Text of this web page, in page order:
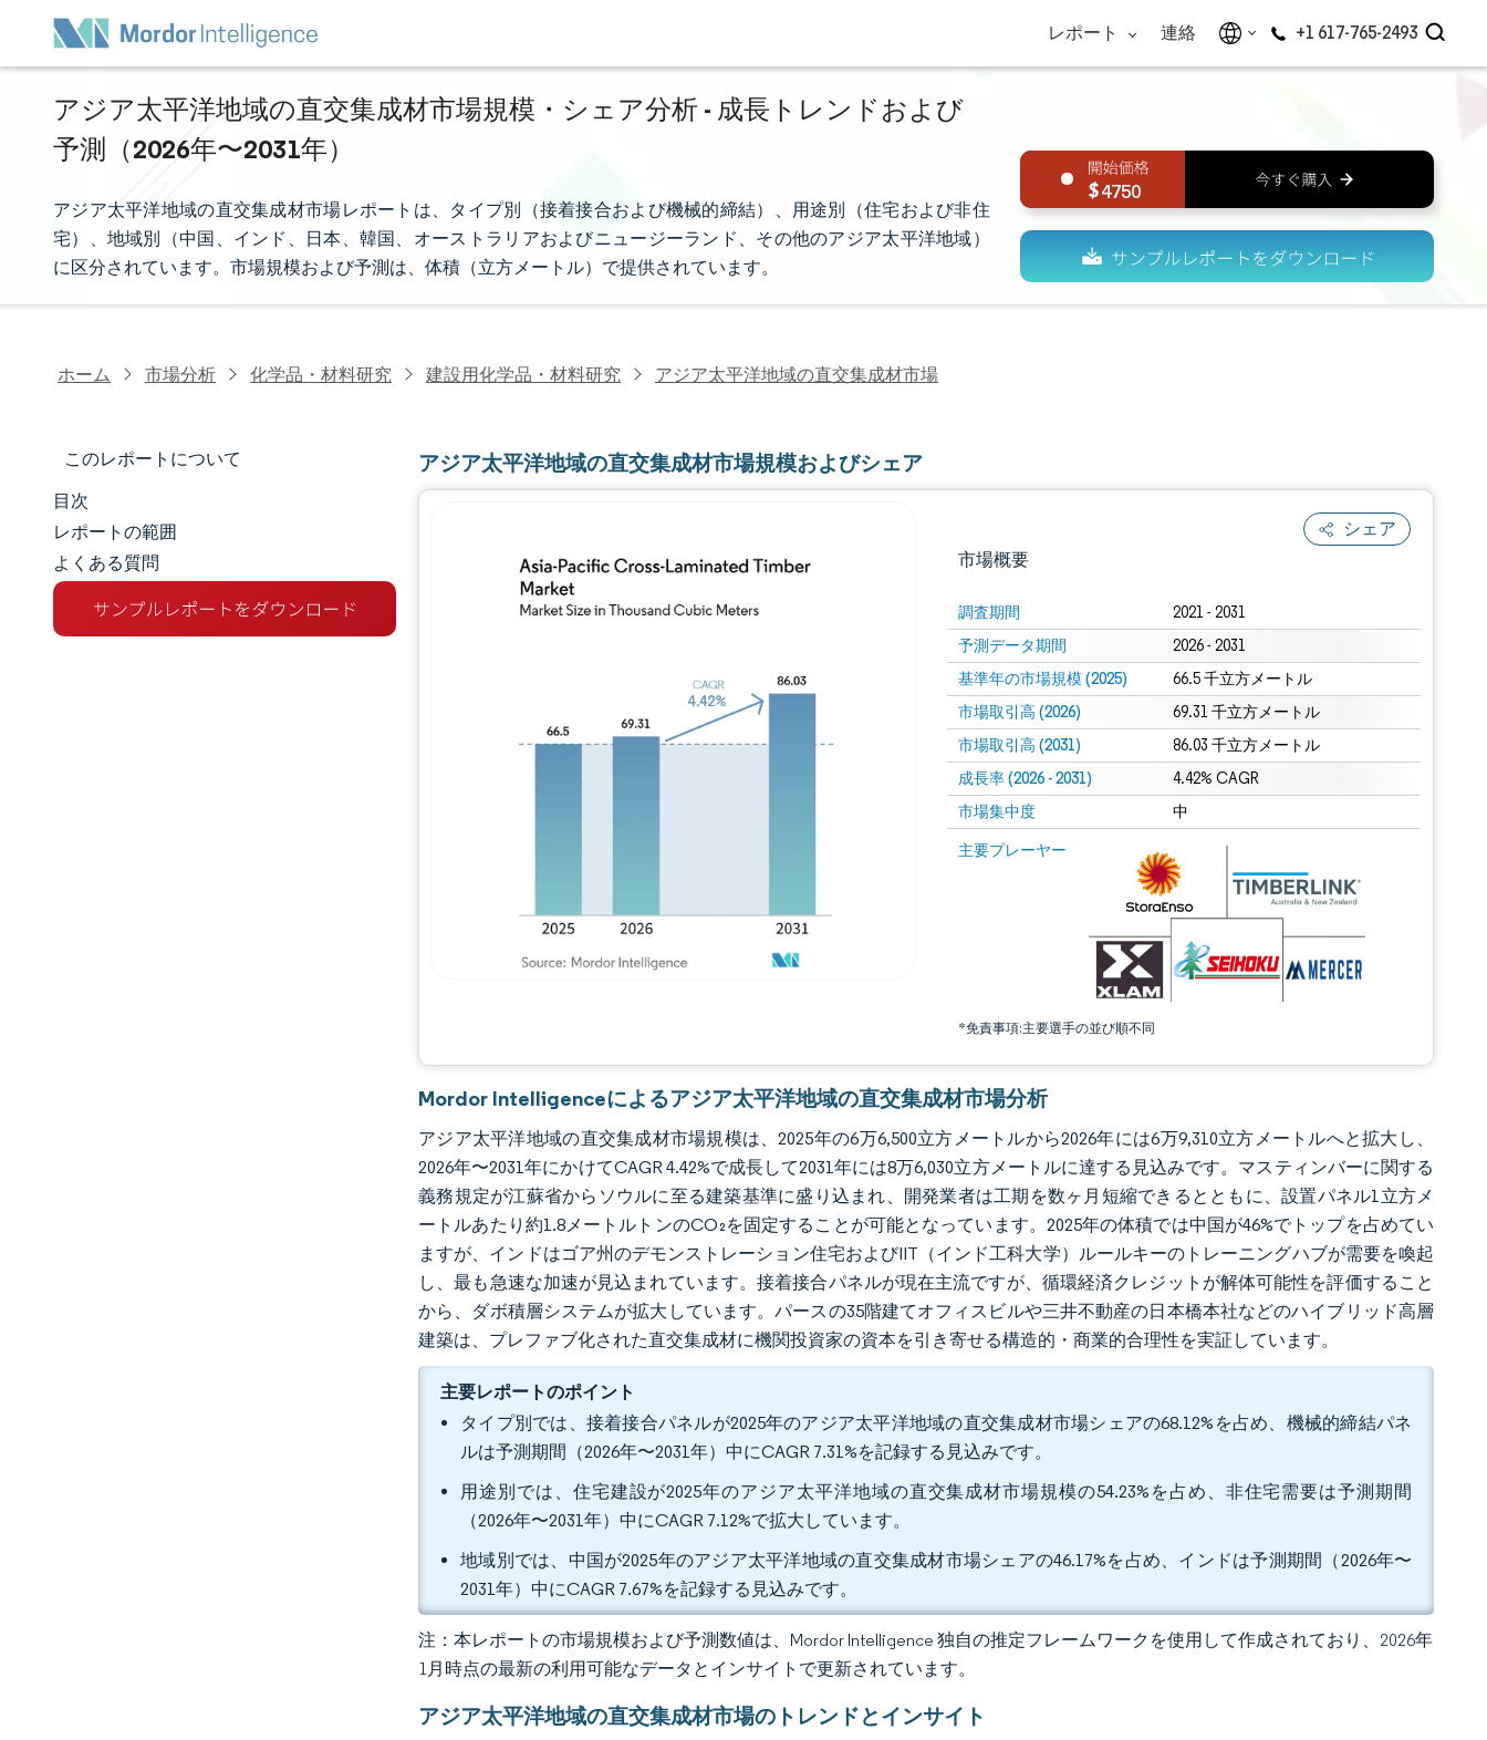
レポート 連絡 +1 617-765-2493
アジア太平洋地域の直交集成材市場規模・シェア分析 - 成長トレンドおよび
予測（2026年〜2031年）
アジア太平洋地域の直交集成材市場レポートは、タイプ別（接着接合および機械的締結）、用途別（住宅および非住
宅）、地域別（中国、インド、日本、韓国、オーストラリアおよびニュージーランド、その他のアジア太平洋地域）
に区分されています。市場規模および予測は、体積（立方メートル）で提供されています。
4750
ホーム 市場分析 化学品・材料研究 建設用化学品・材料研究 アジア太平洋地域の直交集成材市場
このレポートについて
市場規模とシェア
市場分析
トレンドとインサイト
目次
レポートの範囲
よくある質問
アジア太平洋地域の直交集成材市場規模およびシェア
シェア
市場概要
調査期間 2021 - 2031
予測データ期間 2026 - 2031
基準年の市場規模 (2025) 66.5 千立方メートル
市場取引高 (2026) 69.31 千立方メートル
市場取引高 (2031) 86.03 千立方メートル
成長率 (2026 - 2031) 4.42% CAGR
市場集中度 中
主要プレーヤー
*免責事項:主要選手の並び順不同
画像 © Mordor Intelligence。再利用にはCC BY 4.0の表示が必要です。
画像 © Mordor Intelligence。再利用にはCC BY 4.0の表示が必要です。
Mordor Intelligenceによるアジア太平洋地域の直交集成材市場分析
アジア太平洋地域の直交集成材市場規模は、2025年の6万6,500立方メートルから2026年には6万9,310立方メートルへと拡大し、
2026年〜2031年にかけてCAGR 4.42%で成長して2031年には8万6,030立方メートルに達する見込みです。マスティンバーに関する
義務規定が江蘇省からソウルに至る建築基準に盛り込まれ、開発業者は工期を数ヶ月短縮できるとともに、設置パネル1立方メ
ートルあたり約1.8メートルトンのCO₂を固定することが可能となっています。2025年の体積では中国が46%でトップを占めてい
ますが、インドはゴア州のデモンストレーション住宅およびIIT（インド工科大学）ルールキーのトレーニングハブが需要を喚起
し、最も急速な加速が見込まれています。接着接合パネルが現在主流ですが、循環経済クレジットが解体可能性を評価すること
から、ダボ積層システムが拡大しています。パースの35階建てオフィスビルや三井不動産の日本橋本社などのハイブリッド高層
建築は、プレファブ化された直交集成材に機関投資家の資本を引き寄せる構造的・商業的合理性を実証しています。
主要レポートのポイント
タイプ別では、接着接合パネルが2025年のアジア太平洋地域の直交集成材市場シェアの68.12%を占め、機械的締結パネ
ルは予測期間（2026年〜2031年）中にCAGR 7.31%を記録する見込みです。
用途別では、住宅建設が2025年のアジア太平洋地域の直交集成材市場規模の54.23%を占め、非住宅需要は予測期間
（2026年〜2031年）中にCAGR 7.12%で拡大しています。
地域別では、中国が2025年のアジア太平洋地域の直交集成材市場シェアの46.17%を占め、インドは予測期間（2026年〜
2031年）中にCAGR 7.67%を記録する見込みです。
注：本レポートの市場規模および予測数値は、Mordor Intelligence 独自の推定フレームワークを使用して作成されており、2026年
1月時点の最新の利用可能なデータとインサイトで更新されています。
アジア太平洋地域の直交集成材市場のトレンドとインサイト